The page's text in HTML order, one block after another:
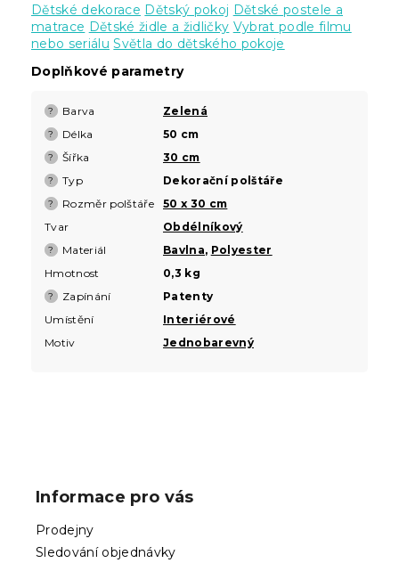
Dětské dekorace Dětský pokoj Dětské postele a
matrace Dětské židle a židličky Vybrat podle filmu
nebo seriálu Světla do dětského pokoje
Doplňkové parametry
? Barva Zelená
? Délka 50 cm
? Šířka 30 cm
? Typ Dekorační polštáře
? Rozměr polštáře
50 x 30 cm
Tvar
Obdélníkový
? Materiál Bavlna, Polyester
Hmotnost
0,3 kg
? Zapínání
Patenty
Umístění
Interiérové
Motiv
Jednobarevný
Informace pro vás
Prodejny
Sledování objednávky